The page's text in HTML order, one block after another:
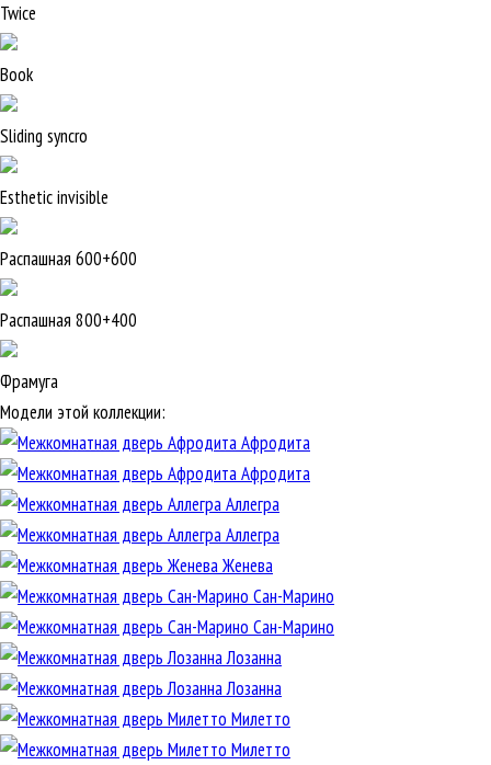
Twice
Book
Sliding syncro
Esthetic invisible
Распашная 600+600
Распашная 800+400
Фрамуга
Модели этой коллекции:
Афродита
Афродита
Аллегра
Аллегра
Женева
Сан-Марино
Сан-Марино
Лозанна
Лозанна
Милетто
Милетто